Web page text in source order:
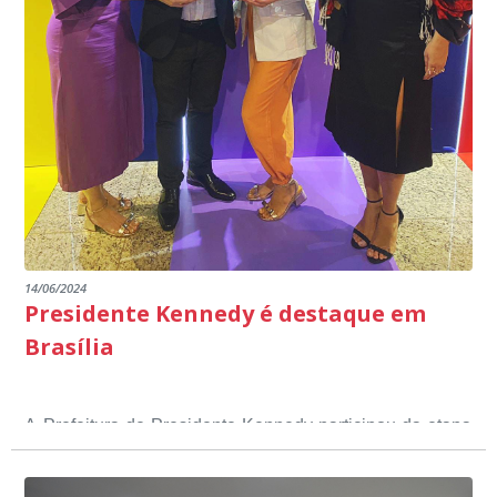
14/06/2024
Presidente Kennedy é destaque em
Brasília
A Prefeitura de Presidente Kennedy participou da etapa
nacional do 12º Prêmio Sebrae Prefeitura
Empreendedora, que visou valorizar e destacar o papel